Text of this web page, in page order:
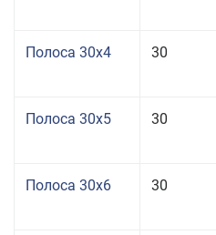
Полоса 30x4 30
Полоса 30x5 30
Полоса 30x6 30